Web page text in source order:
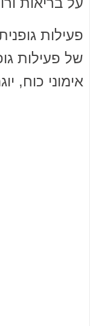
פעילות
של פעילות
אימוני כוח,